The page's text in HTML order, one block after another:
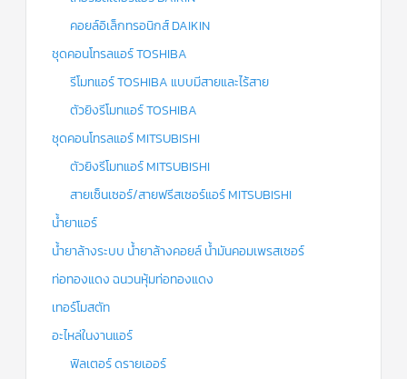
คอยล์อิเล็กทรอนิกส์ DAIKIN
ชุดคอนโทรลแอร์ TOSHIBA
รีโมทแอร์ TOSHIBA แบบมีสายและไร้สาย
ตัวยิงรีโมทแอร์ TOSHIBA
ชุดคอนโทรลแอร์ MITSUBISHI
ตัวยิงรีโมทแอร์ MITSUBISHI
สายเซ็นเซอร์/สายฟรีสเซอร์แอร์ MITSUBISHI
น้ำยาแอร์
น้ำยาล้างระบบ น้ำยาล้างคอยล์ น้ำมันคอมเพรสเซอร์
ท่อทองแดง ฉนวนหุ้มท่อทองแดง
เทอร์โมสตัท
อะไหล่ในงานแอร์
ฟิลเตอร์ ดรายเออร์